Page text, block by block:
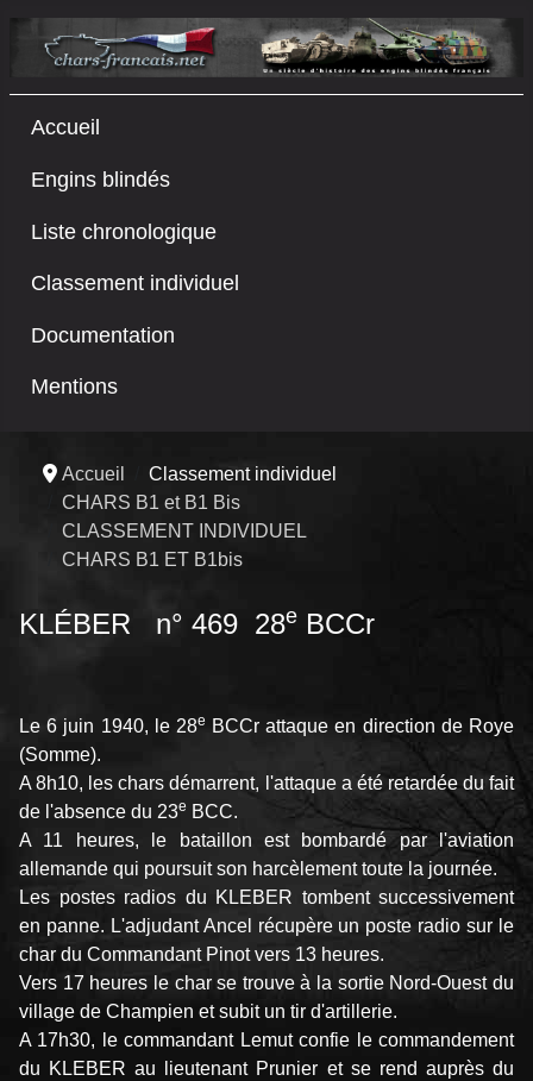
Accueil
Engins blindés
Liste chronologique
Classement individuel
Documentation
Mentions
Accueil
Classement individuel
CHARS B1 et B1 Bis
CLASSEMENT INDIVIDUEL
CHARS B1 ET B1bis
KLÉBER n° 469 28e BCCr
Le 6 juin 1940, le 28e BCCr attaque en direction de Roye
(Somme).
A 8h10, les chars démarrent, l'attaque a été retardée du fait
de l'absence du 23e BCC.
A 11 heures, le bataillon est bombardé par l'aviation
allemande qui poursuit son harcèlement toute la journée.
Les postes radios du KLEBER tombent successivement
en panne. L'adjudant Ancel récupère un poste radio sur le
char du Commandant Pinot vers 13 heures.
Vers 17 heures le char se trouve à la sortie Nord-Ouest du
village de Champien et subit un tir d'artillerie.
A 17h30, le commandant Lemut confie le commandement
du KLEBER au lieutenant Prunier et se rend auprès du